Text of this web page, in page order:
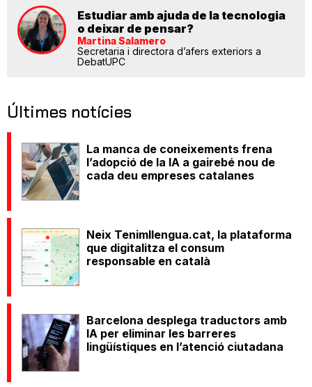
Estudiar amb ajuda de la tecnologia
o deixar de pensar?
Martina Salamero
Secretaria i directora d’afers exteriors a
DebatUPC
Últimes notícies
La manca de coneixements frena
l’adopció de la IA a gairebé nou de
cada deu empreses catalanes
Neix Tenimllengua.cat, la plataforma
que digitalitza el consum
responsable en català
Barcelona desplega traductors amb
IA per eliminar les barreres
lingüístiques en l’atenció ciutadana